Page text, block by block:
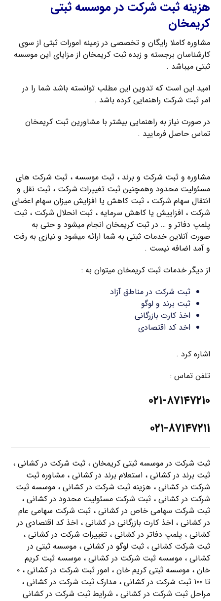
هزینه ثبت شرکت در موسسه ثبتی
کریمخان
مشاوره کاملا رایگان و تخصصی در زمینه امورات ثبتی از سوی
کارشناسان برجسته و زبده ثبت کریمخان از مزایای این موسسه
ثبتی میباشد .
امید این است که تدوین این مطلب توانسته باشد شما را در
امر ثبت شرکت راهنمایی کرده باشد .
در صورت نیاز به راهنمایی بیشتر با مشاورین ثبت کریمخان
تماس حاصل فرمایید .
مشاوره و ثبت شرکت و برند ، ثبت موسسه ، ثبت شرکت های
مسئولیت محدود وهمچنین ثبت تغییرات شرکت ، ثبت نقل و
انتقال سهام شرکت ، ثبت کاهش یا افزایش میزان سهام اعضای
شرکت ، افزاییش یا کاهش سرمایه ، ثبت انحلال شرکت ، ثبت
پلمپ دفاتر و … در ثبت کریمخان انجام میشود و حتی به
صورت آنلاین خدمات ثبتی به شما ارائه میشود و نیازی به رفت
و آمد اضافه نیست .
از دیگر خدمات ثبت کریمخان میتوان به :
ثبت شرکت در مناطق آزاد
ثبت برند و لوگو
اخذ کارت بازرگانی
اخد کد اقتصادی
اشاره کرد .
تلفن تماس :
۰۲۱-۸۷۱۴۷۲۱۰
۰۲۱-۸۷۱۴۷۲۱۱
ثبت شرکت در موسسه ثبتی کریمخان ، ثبت شرکت در کشانی ،
ثبت برند در کشانی ، استعلام برند در کشانی ، مشاوره ثبت
شرکت در کشانی ، هزینه ثبت شرکت در کشانی ، موسسه ثبت
شرکت در کشانی ، ثبت شرکت مسئولیت محدود در کشانی ،
ثبت شرکت سهامی خاص در کشانی ، ثبت شرکت سهامی عام
در کشانی ، اخذ کارت بازرگانی در کشانی ، اخذ کد اقتصادی در
کشانی ، پلمپ دفاتر در کشانی ، تغییرات شرکت در کشانی ،
ثبت شرکت کشانی ، ثبت لوگو در کشانی ، موسسه ثبتی در
کشانی ، موسسه ثبت شرکت در کشانی ، موسسه ثبت کریم
خان ، موسسه ثبتی کریم خان ، امور ثبت شرکت در کشانی ، ۰
تا ۱۰۰ ثبت شرکت در کشانی ، مدارک ثبت شرکت در کشانی ،
مراحل ثبت شرکت در کشانی ، شرایط ثبت شرکت در کشانی